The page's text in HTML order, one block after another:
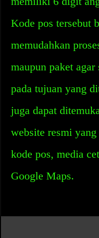
Kode pos tersebut
memudahkan
maupun paket agar
pada tujuan yang
juga dapat
website resmi
kode pos, media
Google Maps.